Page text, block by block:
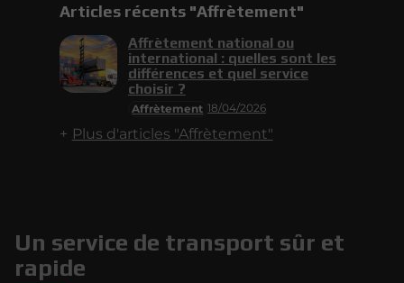
Articles récents "Affrètement"
Affrètement 18/04/2026
Affrètement national ou
international : quelles sont les
différences et quel service
choisir ?
Plus d'articles "Affrètement"
Un service de transport sûr et
rapide